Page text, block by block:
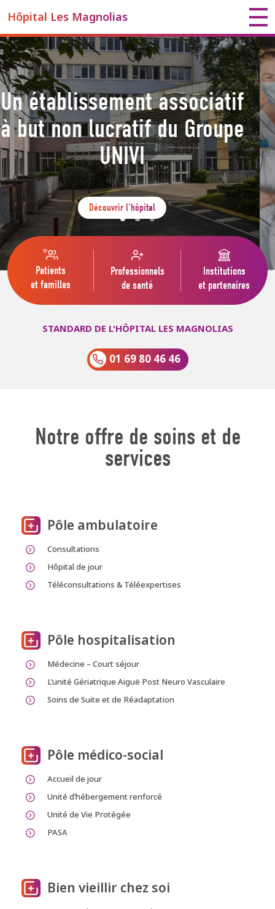
Hôpital Les Magnolias
Rejoignez nos équipes !
Candidatez
Patients
et familles
Professionnels
de santé
Institutions
et partenaires
STANDARD DE L'HÔPITAL LES MAGNOLIAS
01 69 80 46 46
Notre offre de soins et de
services
Pôle ambulatoire
Consultations
Hôpital de jour
Téléconsultations & Téléexpertises
Pôle hospitalisation
Médecine – Court séjour
L’unité Gériatrique Aiguë Post Neuro Vasculaire
Soins de Suite et de Réadaptation
Pôle médico-social
Accueil de jour
Unité d’hébergement renforcé
Unité de Vie Protégée
PASA
Bien vieillir chez soi